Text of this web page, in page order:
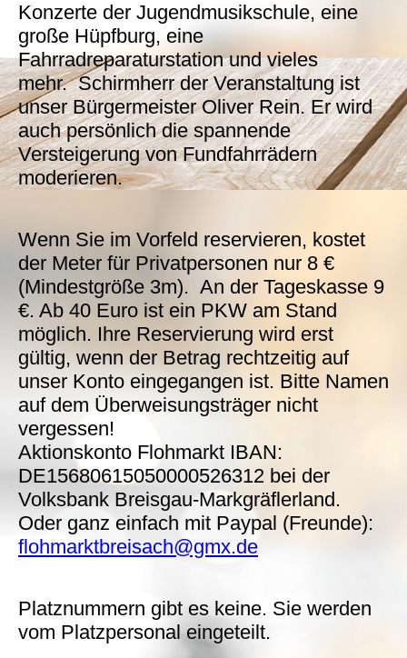
Konzerte der Jugendmusikschule, eine
große Hüpfburg, eine
Fahrradreparaturstation und vieles
mehr. Schirmherr der Veranstaltung ist
unser Bürgermeister Oliver Rein. Er wird
auch persönlich die spannende
Versteigerung von Fundfahrrädern
moderieren.
Wenn Sie im Vorfeld reservieren, kostet
der Meter für Privatpersonen nur 8 €
(Mindestgröße 3m). An der Tageskasse 9
€. Ab 40 Euro ist ein PKW am Stand
möglich. Ihre Reservierung wird erst
gültig, wenn der Betrag rechtzeitig auf
unser Konto eingegangen ist. Bitte Namen
auf dem Überweisungsträger nicht
vergessen!
Aktionskonto Flohmarkt IBAN:
DE15680615050000526312 bei der
Volksbank Breisgau-Markgräflerland.
Oder ganz einfach mit Paypal (Freunde):
flohmarktbreisach@gmx.de
Platznummern gibt es keine. Sie werden
vom Platzpersonal eingeteilt.